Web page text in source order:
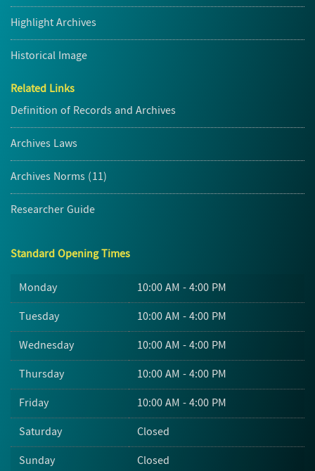
Highlight Archives
Historical Image
Related Links
Definition of Records and Archives
Archives Laws
Archives Norms (11)
Researcher Guide
Standard Opening Times
Monday
10:00 AM - 4:00 PM
Tuesday
10:00 AM - 4:00 PM
Wednesday
10:00 AM - 4:00 PM
Thursday
10:00 AM - 4:00 PM
Friday
10:00 AM - 4:00 PM
Saturday
Closed
Sunday
Closed